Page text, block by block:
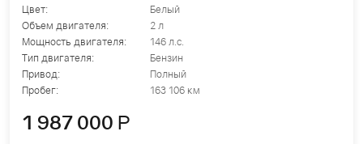
Цвет:
Белый
Объем двигателя:
2 л
Мощность двигателя:
146 л.с.
Тип двигателя:
Бензин
Привод:
Полный
Пробег:
163 106 км
1 987 000 Р